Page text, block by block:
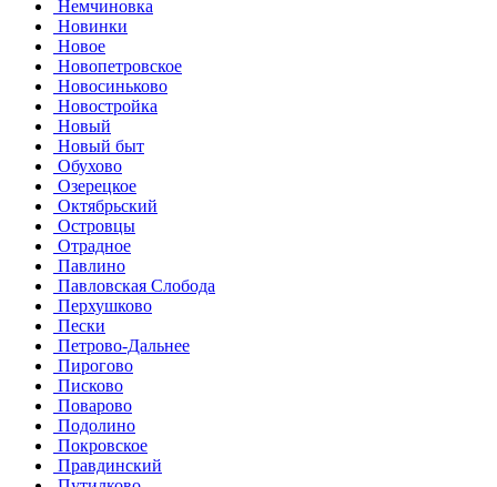
Немчиновка
Новинки
Новое
Новопетровское
Новосиньково
Новостройка
Новый
Новый быт
Обухово
Озерецкое
Октябрьский
Островцы
Отрадное
Павлино
Павловская Слобода
Перхушково
Пески
Петрово-Дальнее
Пирогово
Писково
Поварово
Подолино
Покровское
Правдинский